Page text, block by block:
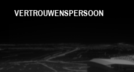
VERTROUWENSPERSOON
FC